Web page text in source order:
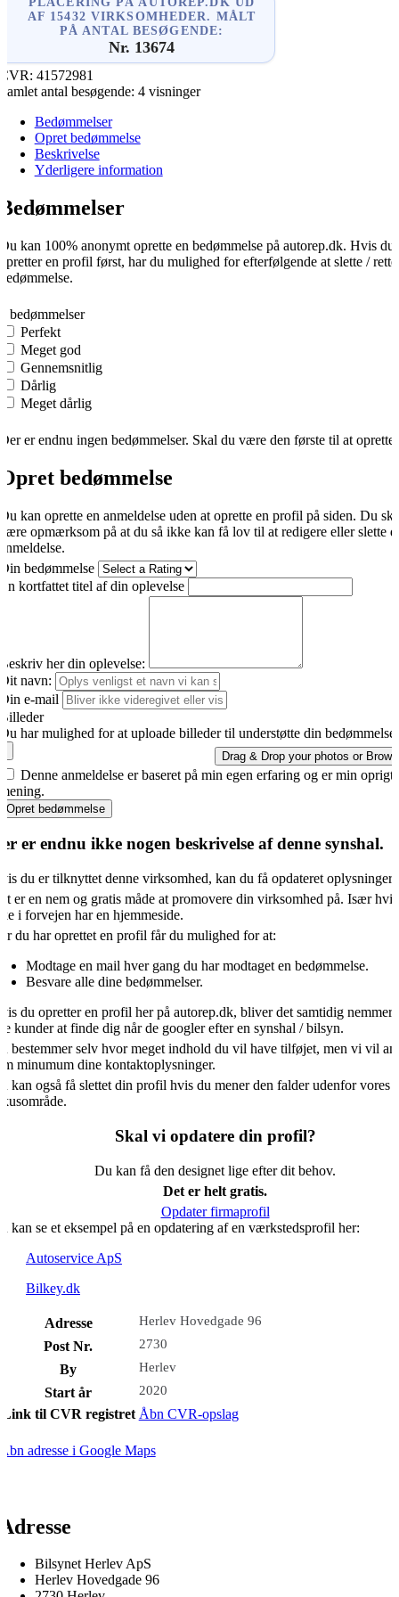
AF 15432 VIRKSOMHEDER. MÅLT
PÅ ANTAL BESØGENDE:
Nr. 13674
41572981
antal besøgende: 4 visninger
Bedømmelser
Opret bedømmelse
Beskrivelse
Yderligere information
kan 100% anonymt oprette en bedømmelse på autorep.dk. Hvis du
en profil først, har du mulighed for efterfølgende at slette /
bedømmelser
Perfekt
Meget god
Gennemsnitlig
Dårlig
Meget dårlig
er endnu ingen bedømmelser. Skal du være den første til at oprette
bedømmelse
kan oprette en anmeldelse uden at oprette en profil på siden. Du
opmærksom på at du så ikke kan få lov til at redigere eller slette
bedømmelse
kortfattet titel af din oplevelse
her din oplevelse:
navn:
e-mail
har mulighed for at uploade billeder til understøtte din bedømmelse.
Drag & Drop your photos or
Denne anmeldelse er baseret på min egen erfaring og er min
Opret bedømmelse
er endnu ikke nogen beskrivelse af denne synshal.
du er tilknyttet denne virksomhed, kan du få opdateret
er en nem og gratis måde at promovere din virksomhed på. Især
i forvejen har en hjemmeside.
du har oprettet en profil får du mulighed for at:
Modtage en mail hver gang du har modtaget en bedømmelse.
Besvare alle dine bedømmelser.
du opretter en profil her på autorep.dk, bliver det samtidig
kunder at finde dig når de googler efter en synshal / bilsyn.
bestemmer selv hvor meget indhold du vil have tilføjet, men vi vil
minumum dine kontaktoplysninger.
kan også få slettet din profil hvis du mener den falder udenfor vores
Skal vi opdatere din profil?
Du kan få den designet lige efter dit behov.
Det er helt gratis.
Opdater firmaprofil
kan se et eksempel på en opdatering af en værkstedsprofil her:
Autoservice ApS
Bilkey.dk
Adresse Herlev Hovedgade 96
Post Nr. 2730
By Herlev
Start år 2020
Link til CVR registret Åbn CVR-opslag
adresse i Google Maps
Bilsynet Herlev ApS
Herlev Hovedgade 96